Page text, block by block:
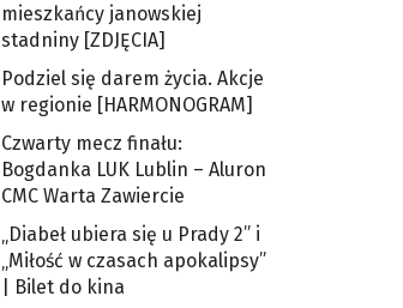
mieszkańcy janowskiej
stadniny [ZDJĘCIA]
Podziel się darem życia. Akcje
w regionie [HARMONOGRAM]
Czwarty mecz finału:
Bogdanka LUK Lublin – Aluron
CMC Warta Zawiercie
„Diabeł ubiera się u Prady 2” i
„Miłość w czasach apokalipsy”
| Bilet do kina